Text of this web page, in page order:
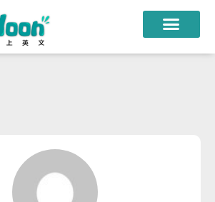
限時優惠
學員心得